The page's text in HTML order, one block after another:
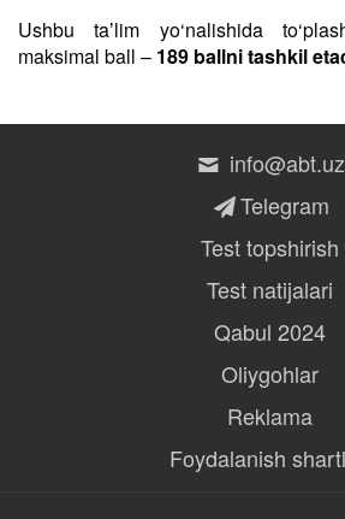
Ushbu taʼlim yo‘nalishida
maksimal ball – 189 ballni tashkil
info@abt.uz
Telegram
Test topshirish
Test natijalari
Qabul 2024
Oliygohlar
Reklama
Foydalanish